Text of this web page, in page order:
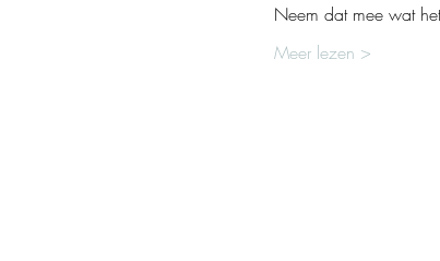
Neem dat mee wat
Meer lezen >